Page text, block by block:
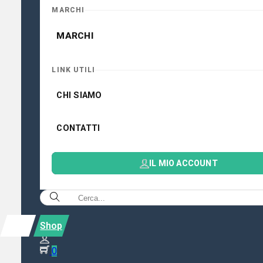
MARCHI
MARCHI
LINK UTILI
CHI SIAMO
CONTATTI
IL MIO ACCOUNT
Shop
0